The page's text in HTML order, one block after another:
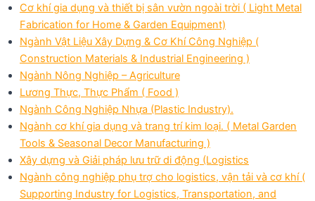
Cơ khí gia dụng và thiết bị sân vườn ngoài trời ( Light Metal
Fabrication for Home & Garden Equipment)
Ngành Vật Liệu Xây Dựng & Cơ Khí Công Nghiệp (
Construction Materials & Industrial Engineering )
Ngành Nông Nghiệp – Agriculture
Lương Thực, Thực Phẩm ( Food )
Ngành Công Nghiệp Nhựa (Plastic Industry).
Ngành cơ khí gia dụng và trang trí kim loại. ( Metal Garden
Tools & Seasonal Decor Manufacturing )
Xây dựng và Giải pháp lưu trữ di động (Logistics
Ngành công nghiệp phụ trợ cho logistics, vận tải và cơ khí (
Supporting Industry for Logistics, Transportation, and